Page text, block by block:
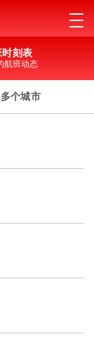
刻表
航班动态
多个城市